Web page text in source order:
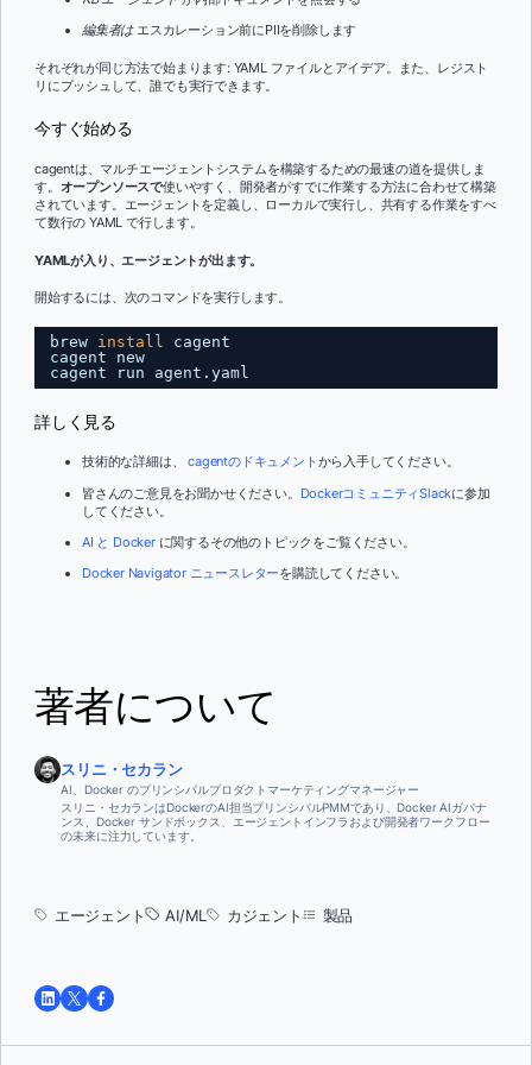
編集者はエスカレーション前にPIIを削除します
それぞれが同じ方法で始まります: YAML ファイルとアイデア。また、レジスト
リにプッシュして、誰でも実行できます。
今すぐ始める
cagentは、マルチエージェントシステムを構築するための最速の道を提供しま
す。 オープンソースで使いやすく、開発者がすでに作業する方法に合わせて構築
されています。エージェントを定義し、ローカルで実行し、共有する作業をすべ
て数行の YAML で行します。
YAMLが入り、エージェントが出ます。
開始するには、次のコマンドを実行します。
brew install
cagent
cagent new
cagent run agent.yaml
詳しく見る
技術的な詳細は、cagentのドキュメントから入手してください。
皆さんのご意見をお聞かせください。 DockerコミュニティSlackに参加
してください。
AI と Dockerに関するその他のトピックをご覧ください。
Docker Navigator ニュースレターを購読してください。
著者について
スリニ・セカラン
AI、Docker のプリンシパルプロダクトマーケティングマネージャー
スリニ・セカランはDockerのAI担当プリンシパルPMMであり、Docker AIガバナ
ンス、Docker サンドボックス、エージェントインフラおよび開発者ワークフロー
の未来に注力しています。
エージェント AI/ML カジェント 製品